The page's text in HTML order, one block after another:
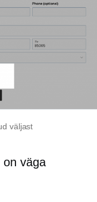
väljast
on väga